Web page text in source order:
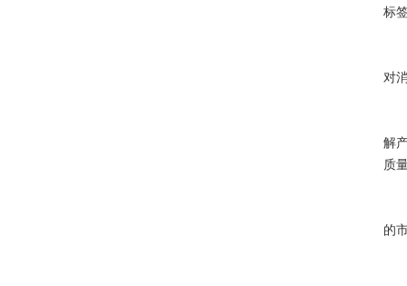
标
对
解
质
的